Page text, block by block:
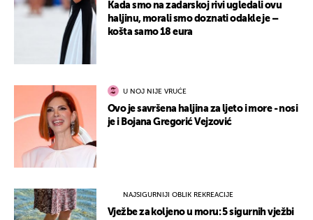
Kada smo na zadarskoj rivi ugledali ovu
haljinu, morali smo doznati odakle je –
košta samo 18 eura
U NOJ NIJE VRUĆE
Ovo je savršena haljina za ljeto i more - nosi
je i Bojana Gregorić Vejzović
NAJSIGURNIJI OBLIK REKREACIJE
Vježbe za koljeno u moru: 5 sigurnih vježbi